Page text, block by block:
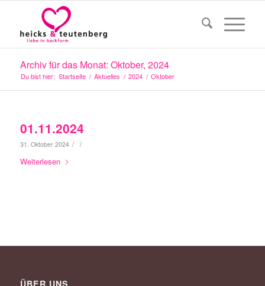
Archiv für das Monat: Oktober, 2024
Du bist hier: Startseite / Aktuelles / 2024 / Oktober
01.11.2024
31. Oktober 2024 / /
Weiterlesen